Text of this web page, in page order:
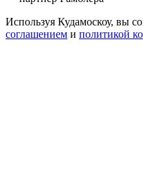
Используя Кудамоскоу, вы
соглашением и политикой